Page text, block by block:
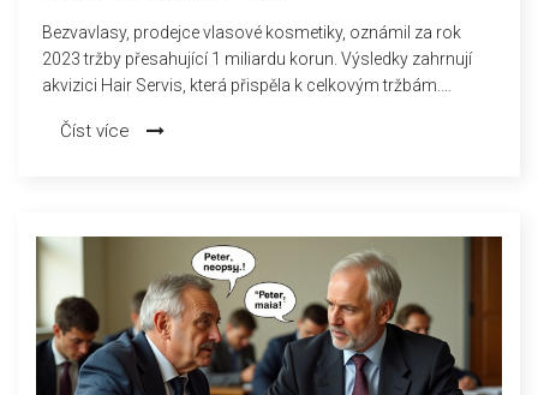
Bezvavlasy, prodejce vlasové kosmetiky, oznámil za rok
2023 tržby přesahující 1 miliardu korun. Výsledky zahrnují
akvizici Hair Servis, která přispěla k celkovým tržbám.
který má dále směrovat růst a strategii firmy.
Číst více